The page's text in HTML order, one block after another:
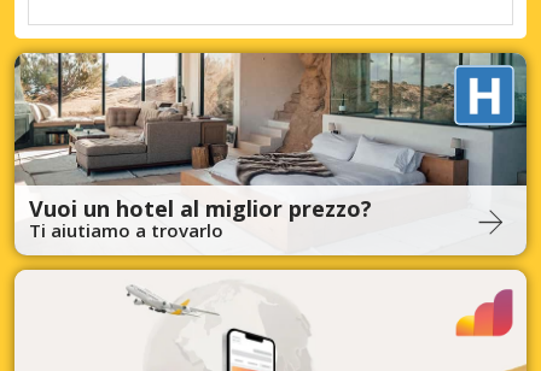
Vuoi un hotel al miglior prezzo?
Ti aiutiamo a trovarlo